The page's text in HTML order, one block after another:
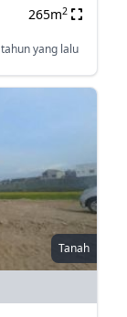
265m2
yang lalu
Tanah